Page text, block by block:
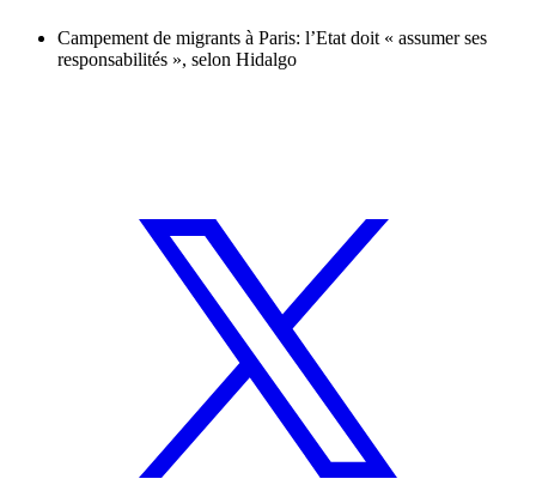
Campement de migrants à Paris: l’Etat doit « assumer ses
responsabilités », selon Hidalgo